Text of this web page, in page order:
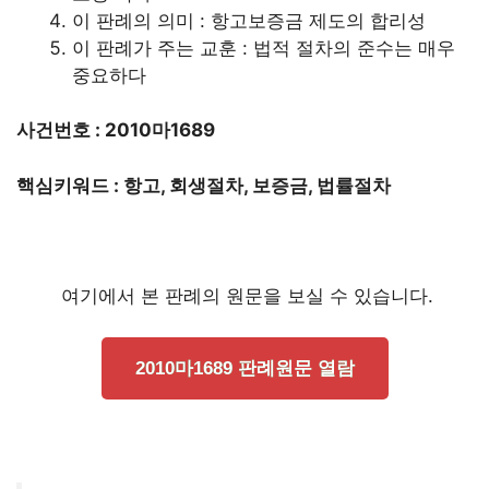
이 판례의 의미 : 항고보증금 제도의 합리성
이 판례가 주는 교훈 : 법적 절차의 준수는 매우
중요하다
사건번호 : 2010마1689
핵심키워드 : 항고, 회생절차, 보증금, 법률절차
여기에서 본 판례의 원문을 보실 수 있습니다.
2010마1689 판례원문 열람